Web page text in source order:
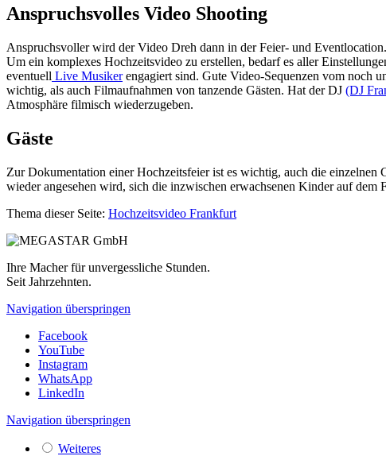
Anspruchsvolles Video Shooting
Anspruchsvoller wird der Video Dreh dann in der Feier- und
Um ein komplexes Hochzeitsvideo zu erstellen, bedarf es aller
eventuell Live Musikerengagiert sind. Gute Video-Sequenzen vom noch
wichtig, als auch Filmaufnahmen von tanzende Gästen. Hat der DJ (DJ
Atmosphäre filmisch wiederzugeben.
Gäste
Zur Dokumentation einer Hochzeitsfeier ist es wichtig, auch die einzelnen
wieder angesehen wird, sich die inzwischen erwachsenen Kinder auf
Thema dieser Seite: Hochzeitsvideo Frankfurt
Ihre Macher für unvergessliche Stunden.
Seit Jahrzehnten.
Navigation überspringen
Facebook
YouTube
Instagram
WhatsApp
LinkedIn
Navigation überspringen
Weiteres